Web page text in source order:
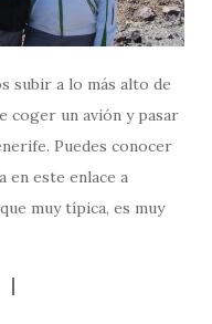
subir a lo más alto de
coger un avión y pasar
Puedes conocer
en este enlace a
muy típica, es muy